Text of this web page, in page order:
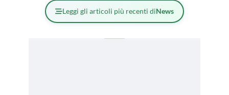
Leggi gli articoli più recenti diNews